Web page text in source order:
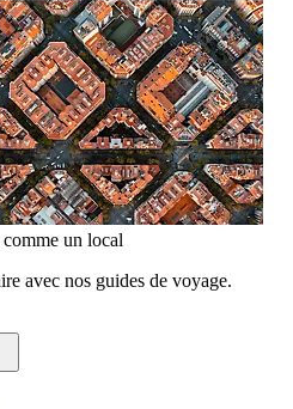
un local
avec nos guides de voyage.